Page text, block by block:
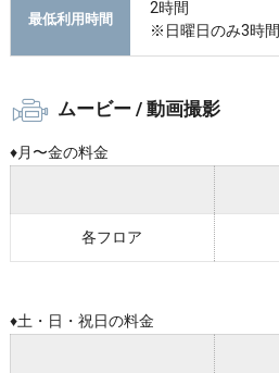
最低利用時間
2時間
※日曜日のみ3時間
ムービー / 動画撮影
♦︎月〜金の料金
各フロア
♦︎土・日・祝日の料金